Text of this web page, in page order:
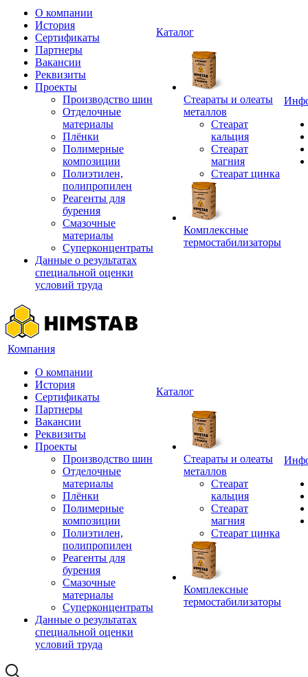
О компании
История
Сертификаты
Партнеры
Вакансии
Реквизиты
Проекты
Производство шин
Отделочные
материалы
Плёнки
Полимерные
композиции
Полиэтилен,
полипропилен
Реагенты для
бурения
Смазочные
материалы
Суперконцентраты
Данные о результатах
специальной оценки
условий труда
Каталог
Стеараты и олеаты
металлов
Стеарат
кальция
Стеарат
магния
Стеарат цинка
Комплексные
термостабилизаторы
Компания
О компании
История
Сертификаты
Партнеры
Вакансии
Реквизиты
Проекты
Производство шин
Отделочные
материалы
Плёнки
Полимерные
композиции
Полиэтилен,
полипропилен
Реагенты для
бурения
Смазочные
материалы
Суперконцентраты
Данные о результатах
специальной оценки
условий труда
Каталог
Стеараты и олеаты
металлов
Стеарат
кальция
Стеарат
магния
Стеарат цинка
Комплексные
термостабилизаторы